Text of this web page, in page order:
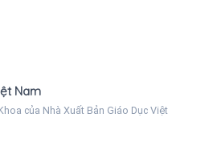
Nam
của Nhà Xuất Bản Giáo Dục Việt